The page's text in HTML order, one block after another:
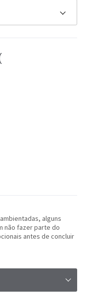
alguns
não fazer parte do
antes de concluir